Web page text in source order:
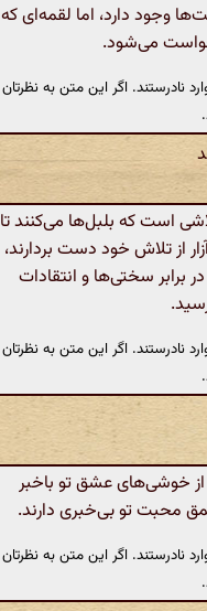
وجود دارد، اما لقمه‌ای که
می‌شود.
نادرستند. اگر این متن به نظرتان
است که بلبل‌ها می‌کنند تا
از تلاش خود دست بردارند،
برابر سختی‌ها و انتقادات
نادرستند. اگر این متن به نظرتان
از خوشی‌های عشق تو باخبر
محبت تو بی‌خبری دارند.
نادرستند. اگر این متن به نظرتان